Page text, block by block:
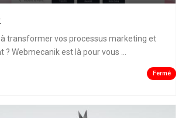
transformer vos processus marketing et
? Webmecanik est là pour vous ...
Fermé